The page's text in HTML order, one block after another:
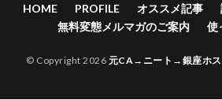
HOME PROFILE オススメ記事
無料変態メルマガのご案内
使
© Copyright 2026 元CA→ニート→銀座ホ